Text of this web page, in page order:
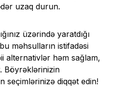
uzaq durun.
üzərində yaratdığı
məhsulların istifadəsi
alternativlər həm sağlam,
Böyrəklərinizin
seçimlərinizə diqqət edin!